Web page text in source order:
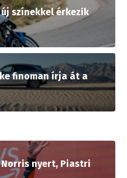
új színekkel érkezik
finoman írja át a
Norris nyert, Piastri